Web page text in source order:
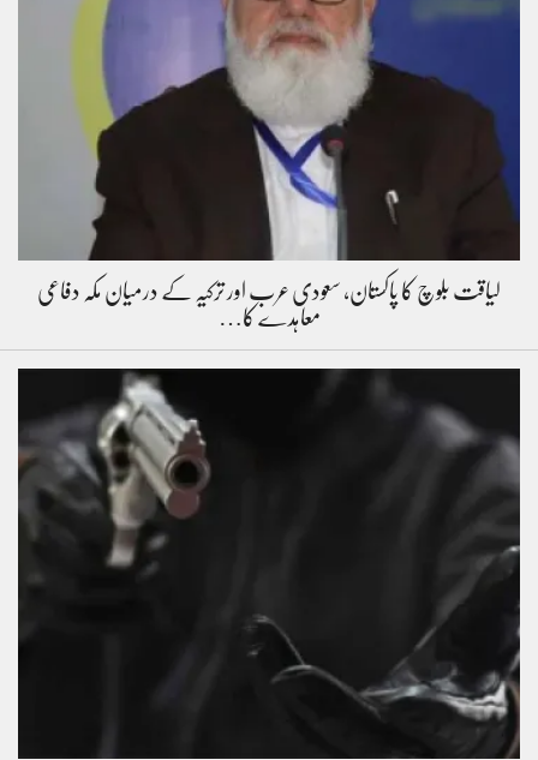
لیاقت بلوچ کا پاکستان، سعودی عرب اور ترکیہ کے درمیان مکہ دفاعی
معاہدے کا…